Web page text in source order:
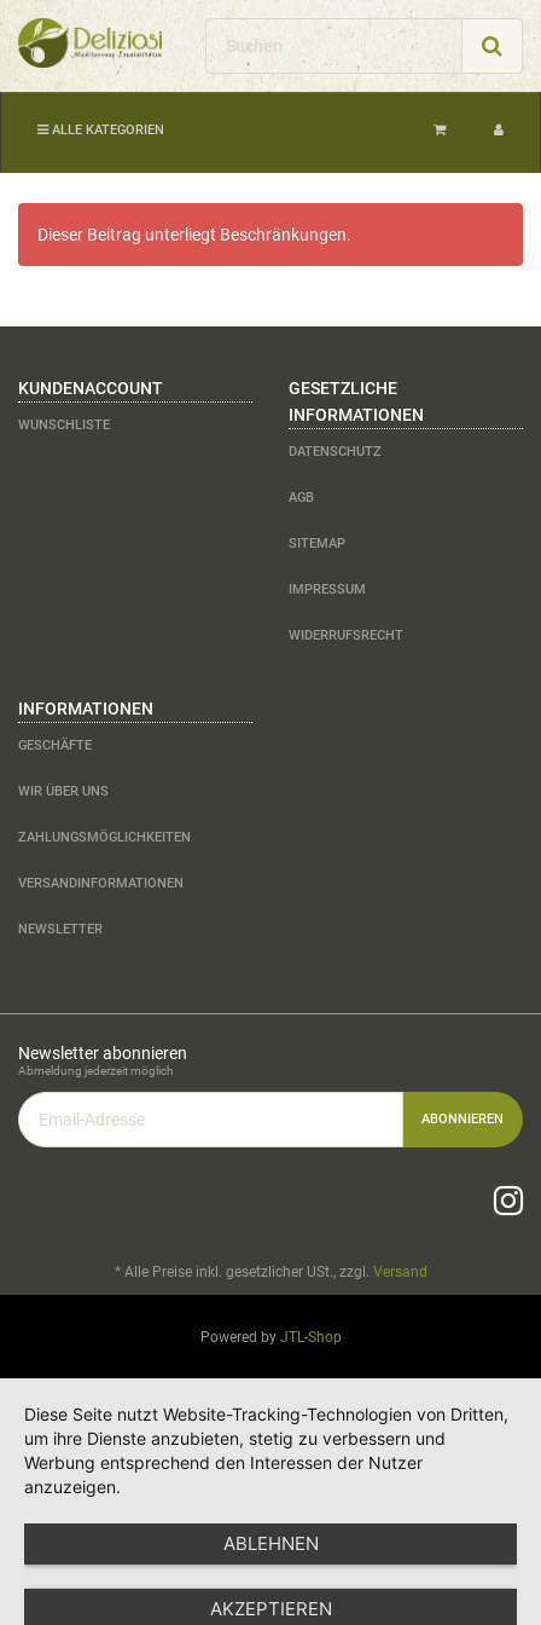
ALLE KATEGORIEN
Dieser Beitrag unterliegt Beschränkungen.
KUNDENACCOUNT
WUNSCHLISTE
GESETZLICHE
INFORMATIONEN
DATENSCHUTZ
AGB
SITEMAP
IMPRESSUM
WIDERRUFSRECHT
INFORMATIONEN
GESCHÄFTE
WIR ÜBER UNS
ZAHLUNGSMÖGLICHKEITEN
VERSANDINFORMATIONEN
NEWSLETTER
Newsletter abonnieren
Abmeldung jederzeit möglich
Email-
Adresse
ABONNIEREN
*Alle Preise inkl. gesetzlicher USt., zzgl. Versand
Powered by JTL-Shop
Diese Seite nutzt Website-Tracking-Technologien von Dritten,
um ihre Dienste anzubieten, stetig zu verbessern und
Werbung entsprechend den Interessen der Nutzer
anzuzeigen.
ABLEHNEN
AKZEPTIEREN